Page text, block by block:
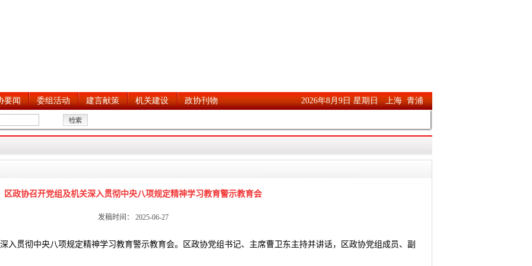
区政协召开党组及机关深入贯彻中央八项规定精神学习教育警示教育会
发稿时间： 2025-06-27
入贯彻中央八项规定精神学习教育警示教育会。区政协党组书记、主席曹卫东主持并讲话，区政协党组成员、副